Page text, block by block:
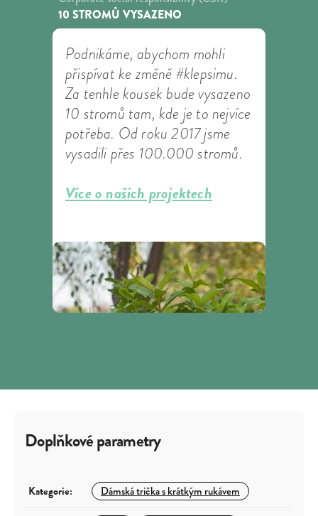
10 STROMŮ VYSAZENO
Podnikáme, abychom mohli
přispívat ke změně #klepsimu.
Za tenhle kousek bude vysazeno
10 stromů tam, kde je to nejvíce
potřeba. Od roku 2017 jsme
vysadili přes 100.000 stromů.
Více o našich projektech
Doplňkové parametry
Kategorie: Dámská trička s krátkým rukávem